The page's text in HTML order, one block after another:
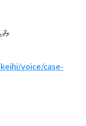
voice/case-